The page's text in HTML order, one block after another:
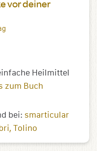
vor deiner
Heilmittel
zum Buch
bei: smarticular
Tolino